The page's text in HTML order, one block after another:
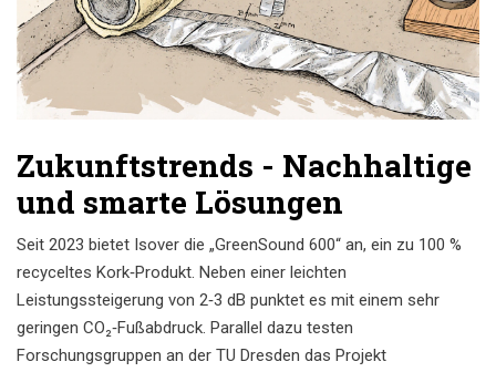
Zukunftstrends - Nachhaltige
und smarte Lösungen
Seit 2023 bietet Isover die „GreenSound 600“ an, ein zu 100 %
recyceltes Kork‑Produkt. Neben einer leichten
Leistungssteigerung von 2‑3 dB punktet es mit einem sehr
geringen CO₂‑Fußabdruck. Parallel dazu testen
Forschungsgruppen an der TU Dresden das Projekt